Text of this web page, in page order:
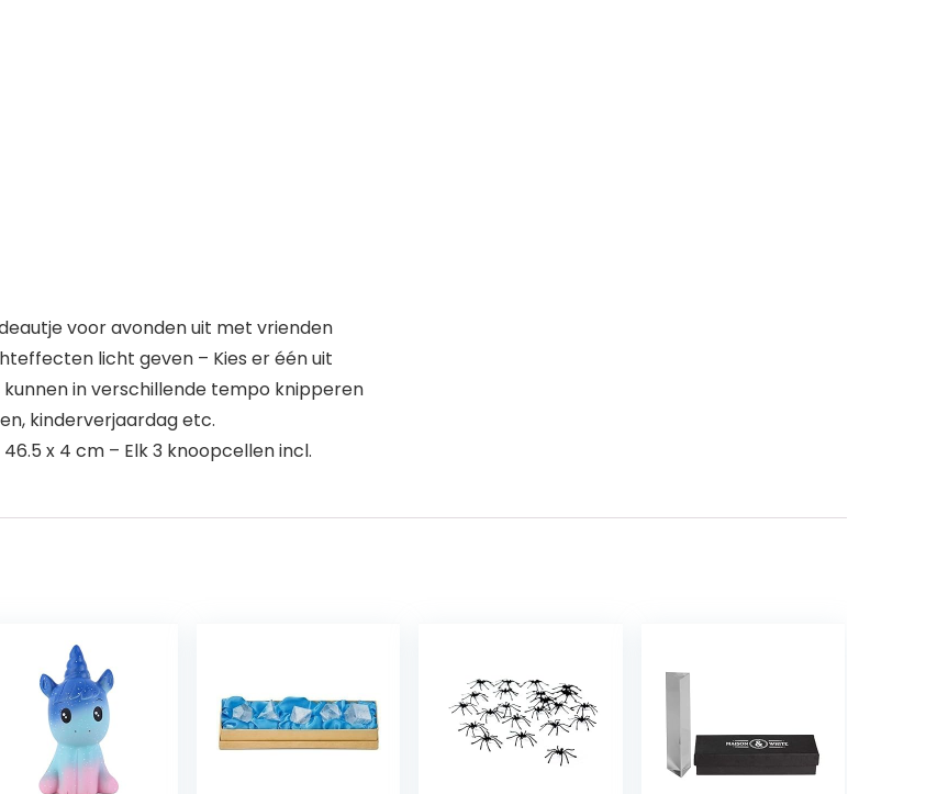
voor avonden uit met vrienden
licht geven – Kies er één uit
in verschillende tempo knipperen
kinderverjaardag etc.
x 4 cm – Elk 3 knoopcellen incl.